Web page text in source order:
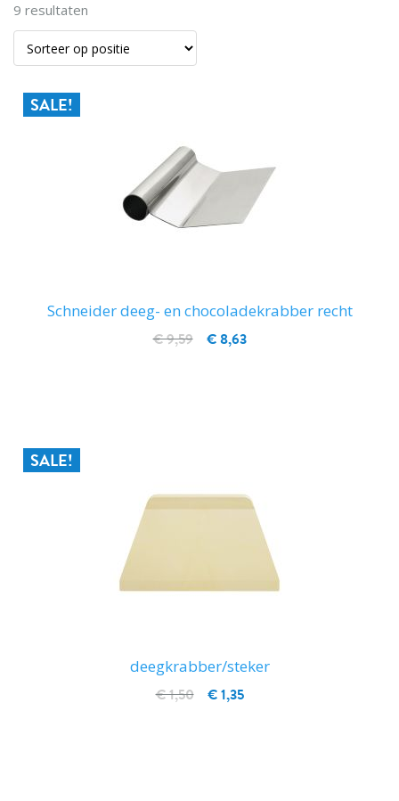
9 resultaten
SALE!
Schneider deeg- en chocoladekrabber recht
€ 8,63
€ 9,59
SALE!
deegkrabber/steker
€ 1,35
€ 1,50